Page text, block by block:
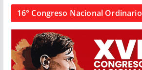
16° Congreso Nacional Ordinario